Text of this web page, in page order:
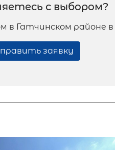
с выбором?
в Гатчинском районе
заявку